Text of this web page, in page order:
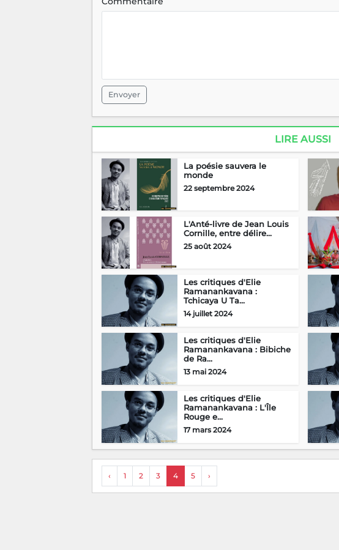
Envoyer
LIRE AUSSI
La poésie sauvera le
monde
22 septembre 2024
L'Anté-livre de Jean Louis
Cornille, entre délire...
25 août 2024
Les critiques d'Elie
Ramanankavana :
Tchicaya U Ta...
14 juillet 2024
Les critiques d'Elie
Ramanankavana : Bibiche
de Ra...
13 mai 2024
Les critiques d'Elie
Ramanankavana : L'Île
Rouge e...
17 mars 2024
‹ 1 2 3 4 5 ›